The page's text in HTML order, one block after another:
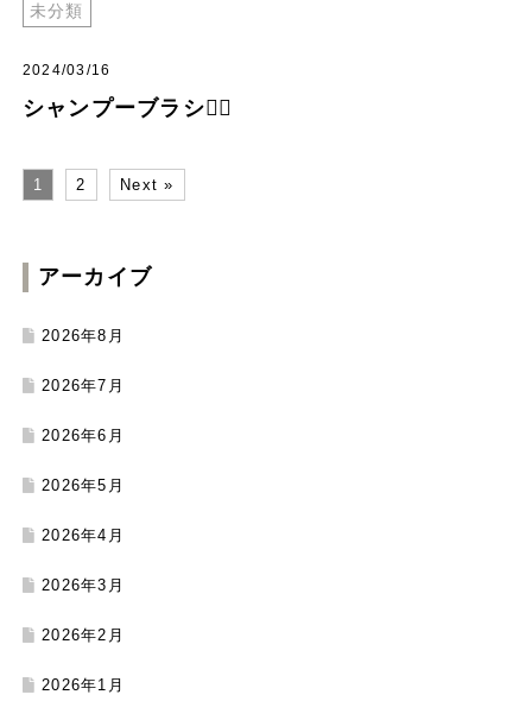
未分類
2024/03/16
シャンプーブラシ😶‍🌫️
1 2 Next »
アーカイブ
2026年8月
2026年7月
2026年6月
2026年5月
2026年4月
2026年3月
2026年2月
2026年1月